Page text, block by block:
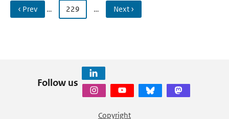
‹ Prev … 229 … Next ›
Follow us
Copyright